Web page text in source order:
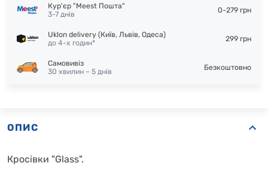
Кур'єр "Meest Пошта"
3-7 днів
0-279 грн
Uklon delivery (Київ, Львів, Одеса)
до 4-х годин*
299 грн
Самовивіз
30 хвилин – 5 днів
Безкоштовно
ОПИС
Кросівки "Glass".